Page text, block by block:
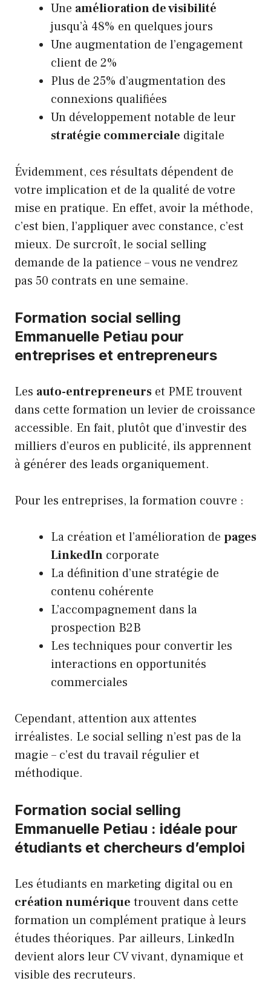
Une amélioration de visibilité
jusqu’à 48% en quelques jours
Une augmentation de l’engagement
client de 2%
Plus de 25% d’augmentation des
connexions qualifiées
Un développement notable de leur
stratégie commerciale digitale
Évidemment, ces résultats dépendent de
votre implication et de la qualité de votre
mise en pratique. En effet, avoir la méthode,
c’est bien, l’appliquer avec constance, c’est
mieux. De surcroît, le social selling
demande de la patience – vous ne vendrez
pas 50 contrats en une semaine.
Formation social selling
Emmanuelle Petiau pour
entreprises et entrepreneurs
Les auto-entrepreneurs et PME trouvent
dans cette formation un levier de croissance
accessible. En fait, plutôt que d’investir des
milliers d’euros en publicité, ils apprennent
à générer des leads organiquement.
Pour les entreprises, la formation couvre :
La création et l’amélioration de pages
LinkedIn corporate
La définition d’une stratégie de
contenu cohérente
L’accompagnement dans la
prospection B2B
Les techniques pour convertir les
interactions en opportunités
commerciales
Cependant, attention aux attentes
irréalistes. Le social selling n’est pas de la
magie – c’est du travail régulier et
méthodique.
Formation social selling
Emmanuelle Petiau : idéale pour
étudiants et chercheurs d’emploi
Les étudiants en marketing digital ou en
création numérique trouvent dans cette
formation un complément pratique à leurs
études théoriques. Par ailleurs, LinkedIn
devient alors leur CV vivant, dynamique et
visible des recruteurs.